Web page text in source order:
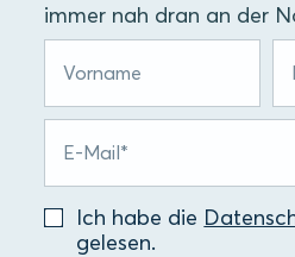
immer nah dran an der
Ich habe die
gelesen.